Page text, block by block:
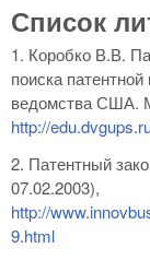
Список
1. Коробко В.В.
поиска
ведомства США.
http://
2. Патентный
07.02.2003),
http://
9.html